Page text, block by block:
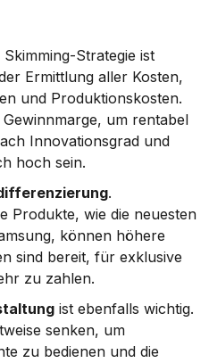
Strategie ist
Ermittlung aller Kosten,
und Produktionskosten.
um rentabel
Innovationsgrad und
hoch sein.
.
Produkte, wie die neuesten
können höhere
sind bereit, für exklusive
zu zahlen.
ist ebenfalls wichtig.
senken, um
zu bedienen und die